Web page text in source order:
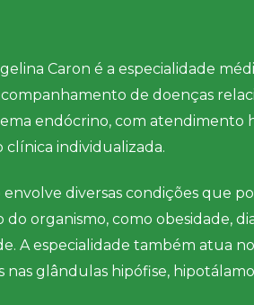
Caron é a especialidade
de doenças
endócrino, com atendimento
clínica individualizada.
diversas condições que
organismo, como obesidade,
A especialidade também atua
glândulas hipófise,